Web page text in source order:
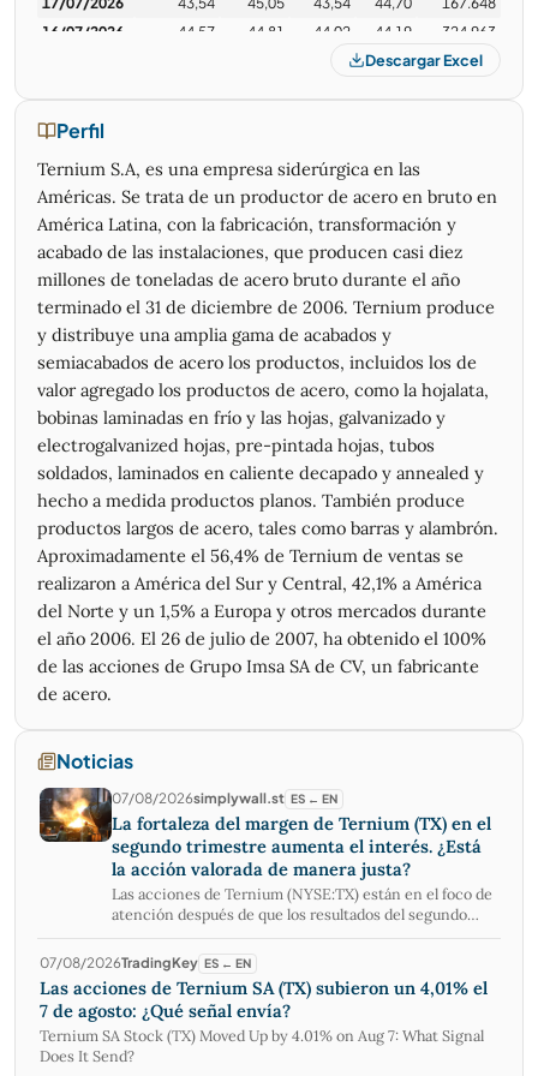
injustificadamente, bajaran por ascensor al mismo
precio de donde arrancaron y mas abajo tambien
16/07/2026
44,57 44,81 44,02 44,19
324.963
44,65 44,94
398.155
13/07/2026
09/07/2026
43,75 44,11 43,25 43,42
08/07/2026
42,11 43,08 41,22 42,89
519.489
07/07/2026
42,86 43,34 42,07 42,75
433.087
06/07/2026
41,74 43,04 41,51 42,43
592.784
03/07/2026
42,13 42,60 41,44 41,75
270.800
02/07/2026
42,13 42,60 41,44 41,75
194.918
01/07/2026
42,28 41,55
44,24 42,58
29/06/2026
44,42 44,42 43,52
221.975
26/06/2026
45,01 45,28 44,08 44,44
25/06/2026
45,52 45,88
78.928
24/06/2026
44,99 45,77 44,69 44,96
276.091
23/06/2026
45,55 45,93 45,00 45,36
151.361
22/06/2026
46,53 47,55 45,57 46,63
274.900
19/06/2026
47,52 48,11 46,18 46,30
351.310
18/06/2026
47,52 48,11 46,18 46,30
224.654
17/06/2026
49,00 49,47 47,13 47,49
314.415
16/06/2026
50,00 50,90 49,06 49,06
397.067
15/06/2026
11/06/2026
09/06/2026
08/06/2026
48,46 48,56 47,44 47,70
142.037
05/06/2026
49,41 50,00 47,46 48,02
04/06/2026
49,42 50,31 49,15 50,12
597.439
03/06/2026
50,86 50,98 49,73 49,82
589.710
02/06/2026
49,66 51,73
01/06/2026
48,00 49,41 47,32 49,08
1.286.632
29/05/2026
49,16 49,16
28/05/2026
49,48 49,61 48,68 49,04
477.227
Descargar Excel
Perfil
Ternium S.A, es una empresa siderúrgica en las
Américas. Se trata de un productor de acero en bruto en
América Latina, con la fabricación, transformación y
acabado de las instalaciones, que producen casi diez
millones de toneladas de acero bruto durante el año
terminado el 31 de diciembre de 2006. Ternium produce
y distribuye una amplia gama de acabados y
semiacabados de acero los productos, incluidos los de
valor agregado los productos de acero, como la hojalata,
bobinas laminadas en frío y las hojas, galvanizado y
electrogalvanized hojas, pre-pintada hojas, tubos
soldados, laminados en caliente decapado y annealed y
hecho a medida productos planos. También produce
productos largos de acero, tales como barras y alambrón.
Aproximadamente el 56,4% de Ternium de ventas se
realizaron a América del Sur y Central, 42,1% a América
del Norte y un 1,5% a Europa y otros mercados durante
el año 2006. El 26 de julio de 2007, ha obtenido el 100%
de las acciones de Grupo Imsa SA de CV, un fabricante
de acero.
Noticias
07/08/2026simplywall.st ES ← EN
La fortaleza del margen de Ternium (TX) en el
segundo trimestre aumenta el interés. ¿Está
la acción valorada de manera justa?
Las acciones de Ternium (NYSE:TX) están en el foco de
atención después de que los resultados del segundo
aumento en el margen EBITDA ajustado al 16,5 % y una
sorpresa en las ganancias frente a las expectativas de
los analistas. Vea nuestro último análisis de Ternium. La
sorpresa de las ganancias del segundo trimestre y la
mejora del margen parecen haber reforzado el interés
en Ternium, con el precio de la acción en US$51,89
07/08/2026TradingKey ES ← EN
Las acciones de Ternium SA (TX) subieron un 4,01% el
7 de agosto: ¿Qué señal envía?
Ternium SA Stock (TX) Moved Up by 4.01% on Aug 7: What Signal
Does It Send?